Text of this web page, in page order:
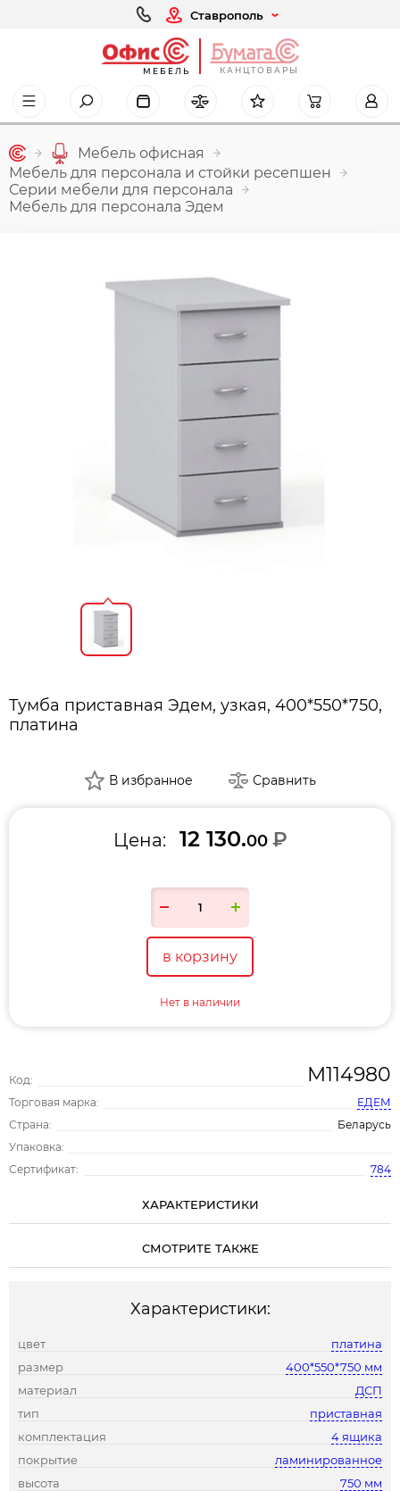
Ставрополь
МЕБЕЛЬ КАНЦТОВАРЫ
Мебель офисная
Мебель для персонала и стойки ресепшен
Серии мебели для персонала
Мебель для персонала Эдем
Тумба приставная Эдем, узкая, 400*550*750,
платина
Код: М114980
Торговая марка:
ЕДЕМ
Страна:
Беларусь
Упаковка:
Сертификат:
784
В избранное Сравнить
Цена: 12 130.00 ₽
в корзину
Нет в наличии
ХАРАКТЕРИСТИКИ
СМОТРИТЕ ТАКЖЕ
Характеристики:
цвет
платина
размер
400*550*750 мм
материал
ДСП
тип
приставная
комплектация
4 ящика
покрытие
ламинированное
высота
750 мм